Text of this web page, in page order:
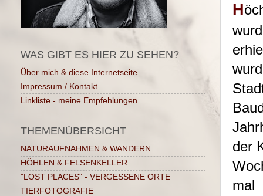
H
der
mal
WAS GIBT ES HIER ZU SEHEN?
Über mich & diese Internetseite
Impressum / Kontakt
Linkliste - meine Empfehlungen
THEMENÜBERSICHT
NATURAUFNAHMEN & WANDERN
HÖHLEN & FELSENKELLER
"LOST PLACES" - VERGESSENE ORTE
TIERFOTOGRAFIE